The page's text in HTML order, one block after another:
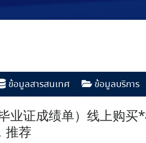
ข้อมูลสารสนเทศ ข้อมูลบริการ
证成绩单）线上购买
推荐